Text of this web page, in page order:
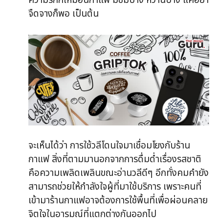
จืดจางก็พอ เป็นต้น
จะเห็นได้ว่า การใช้วลีโดนใจมาเชื่อมโยงกับร้าน
กาแฟ สิ่งที่ตามมานอกจากการดื่มด่ำเรื่องรสชาติ
คือความเพลิดเพลินขณะอ่านวลีดีๆ อีกทั่งคมคำยัง
สามารถช่วยให้กำลังใจผู้ที่มาใช้บริการ เพราะคนที่
เข้ามาร้านกาแฟอาจต้องการใช้พื้นที่เพื่อผ่อนคลาย
จิตใจในอารมณ์ที่แตกต่างกันออกไป